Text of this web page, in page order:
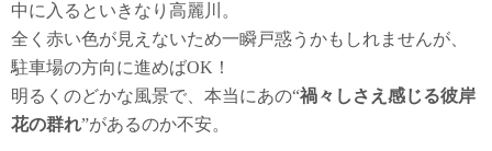
中に入るといきなり高麗川。
全く赤い色が見えないため一瞬戸惑うかもしれませんが、
駐車場の方向に進めばOK！
明るくのどかな風景で、本当にあの“禍々しさえ感じる彼岸
花の群れ”があるのか不安。